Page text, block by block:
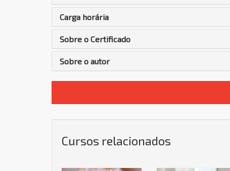
Carga horária
Sobre o Certificado
Sobre o autor
Cursos relacionados